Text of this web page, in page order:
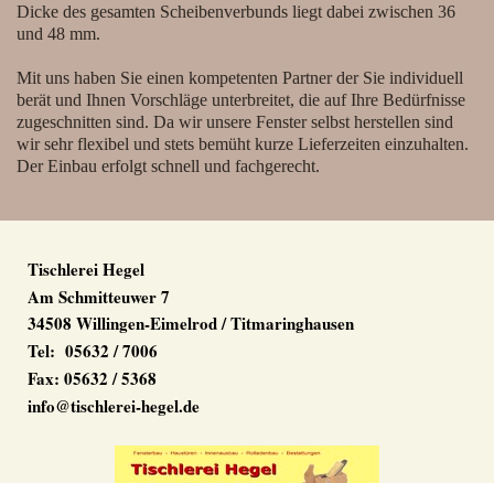
Dicke des gesamten Scheibenverbunds liegt dabei zwischen 36
und 48 mm.
Mit uns haben Sie einen kompetenten Partner der Sie individuell
berät und Ihnen Vorschläge unterbreitet, die auf Ihre Bedürfnisse
zugeschnitten sind. Da wir unsere Fenster selbst herstellen sind
wir sehr flexibel und stets bemüht kurze Lieferzeiten einzuhalten.
Der Einbau erfolgt schnell und fachgerecht.
Tischlerei Hegel
Am Schmitteuwer 7
34508 Willingen-Eimelrod / Titmaringhausen
Tel: 05632 / 7006
Fax: 05632 / 5368
info@tischlerei-hegel.de